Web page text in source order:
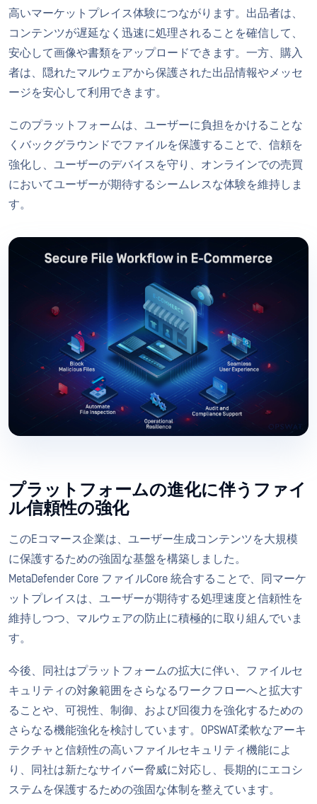
高いマーケットプレイス体験につながります。出品者は、
コンテンツが遅延なく迅速に処理されることを確信して、
安心して画像や書類をアップロードできます。一方、購入
者は、隠れたマルウェアから保護された出品情報やメッセ
ージを安心して利用できます。
このプラットフォームは、ユーザーに負担をかけることな
くバックグラウンドでファイルを保護することで、信頼を
強化し、ユーザーのデバイスを守り、オンラインでの売買
においてユーザーが期待するシームレスな体験を維持しま
す。
プラットフォームの進化に伴うファイ
ル信頼性の強化
このEコマース企業は、ユーザー生成コンテンツを大規模
に保護するための強固な基盤を構築しました。
MetaDefender Core ファイルCore 統合することで、同マーケ
ットプレイスは、ユーザーが期待する処理速度と信頼性を
維持しつつ、マルウェアの防止に積極的に取り組んでいま
す。
今後、同社はプラットフォームの拡大に伴い、ファイルセ
キュリティの対象範囲をさらなるワークフローへと拡大す
ることや、可視性、制御、および回復力を強化するための
さらなる機能強化を検討しています。OPSWAT柔軟なアーキ
テクチャと信頼性の高いファイルセキュリティ機能によ
り、同社は新たなサイバー脅威に対応し、長期的にエコシ
ステムを保護するための強固な体制を整えています。